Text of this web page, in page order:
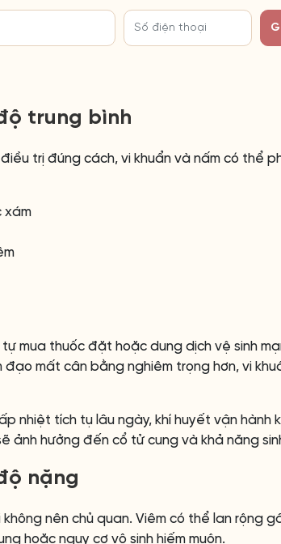
trung bình
trị đúng cách, vi khuẩn và nấm có thể
xám
mua thuốc đặt hoặc dung dịch vệ sinh
mất cân bằng nghiêm trọng hơn, vi
nhiệt tích tụ lâu ngày, khí huyết vận hành
ảnh hưởng đến cổ tử cung và khả năng
nặng
nên chủ quan. Viêm có thể lan rộng
hoặc nguy cơ vô sinh hiếm muộn.